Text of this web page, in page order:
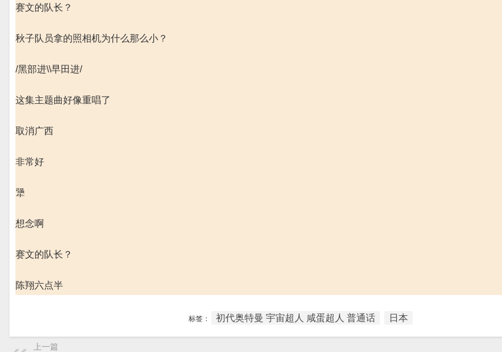
赛文的队长？
秋子队员拿的照相机为什么那么小？
/黑部进\\早田进/
这集主题曲好像重唱了
取消广西
非常好
犟
想念啊
赛文的队长？
陈翔六点半
标签： 初代奥特曼 宇宙超人 咸蛋超人 普通话 日本
上一篇